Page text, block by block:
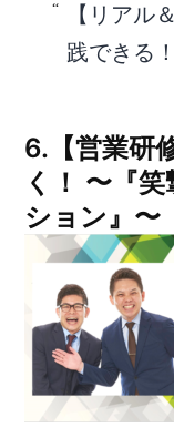
【リアル
践できる！
6.【営業研
く！ 〜『
ション』〜